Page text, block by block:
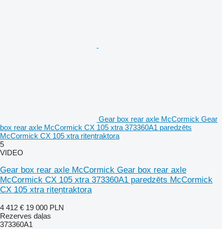
Gear box rear axle McCormick Gear
box rear axle McCormick CX 105 xtra 373360A1 paredzēts
McCormick CX 105 xtra riteņtraktora
5
VIDEO
Gear box rear axle McCormick Gear box rear axle
McCormick CX 105 xtra 373360A1 paredzēts McCormick
CX 105 xtra riteņtraktora
4 412 € 19 000 PLN
Rezerves daļas
373360A1